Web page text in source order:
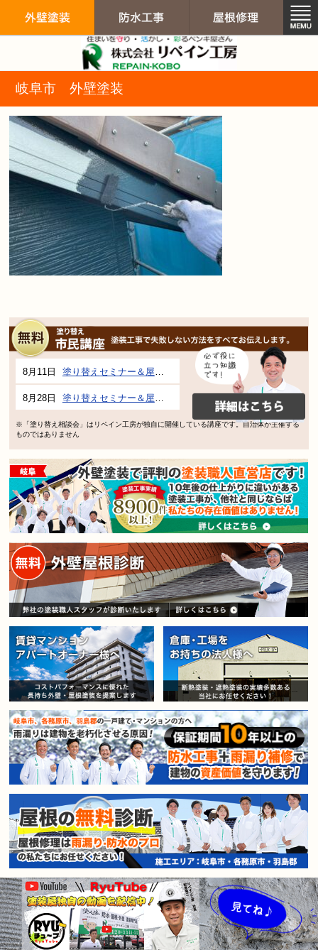
岐阜市 外壁塗装
8月11日 塗り替えセミナー＆屋根、外壁の塗り替え市民講座 inぎふメディアコスモス
8月28日 塗り替えセミナー＆屋根、外壁の塗り替え市民講座 inぎふメディアコスモス
※「塗り替え相談会」はリペイン工房が独自に開催している講座です。自治体が主催する
ものではありません
賃貸マンション・アパートオー